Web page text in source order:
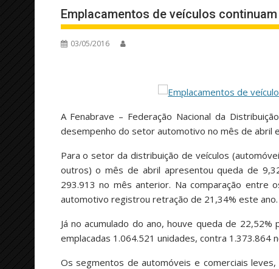
Emplacamentos de veículos
03/05/2016
A Fenabrave – Federação Nacional da
desempenho do setor automotivo no mês de abril
Para o setor da distribuição de veículos
outros) o mês de abril apresentou queda de
293.913 no mês anterior. Na comparação
automotivo registrou retração de 21,34% este ano.
Já no acumulado do ano, houve queda de
emplacadas 1.064.521 unidades, contra 1.373.864
Os segmentos de automóveis e comerciais